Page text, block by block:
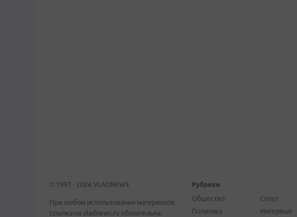
© 1997 - 2026 VLADNEWS
При любом использовании материалов
ссылка на vladnews.ru обязательна.
Рубрики
Общество
Политика
Спорт
Интервью